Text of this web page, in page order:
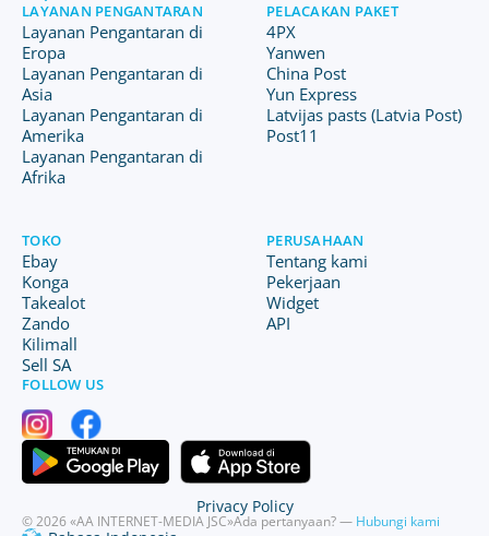
LAYANAN PENGANTARAN
Layanan Pengantaran di
Eropa
Layanan Pengantaran di
Asia
Layanan Pengantaran di
Amerika
Layanan Pengantaran di
Afrika
PELACAKAN PAKET
4PX
Yanwen
China Post
Yun Express
Latvijas pasts (Latvia Post)
Post11
TOKO
Ebay
Konga
Takealot
Zando
Kilimall
Sell SA
PERUSAHAAN
Tentang kami
Pekerjaan
Widget
API
FOLLOW US
© 2026 «AA INTERNET-MEDIA JSC»Ada pertanyaan? — Hubungi kami
Privacy Policy